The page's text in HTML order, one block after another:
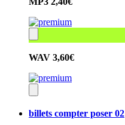
WAV 3,60€
billets compter poser 02